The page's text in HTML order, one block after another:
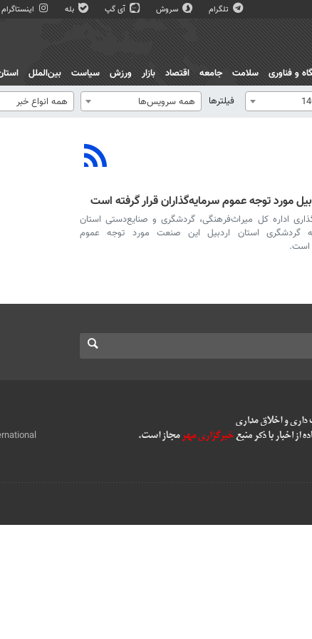
تلگرام سروش آی گپ بله اینستاگرام
و فناوری سلامت جامعه اقتصاد بازار ورزش سیاست بین‌الملل
فیلترها همه سرویس‌ها همه انواع خبر
مورد توجه عموم سرمایه‌گذاران قرار گرفته است
اداره کل میراث‌فرهنگی، گردشگری و صنایع‌دستی استان
گردشگری استان اردبیل این صنعت مورد توجه عموم
است.